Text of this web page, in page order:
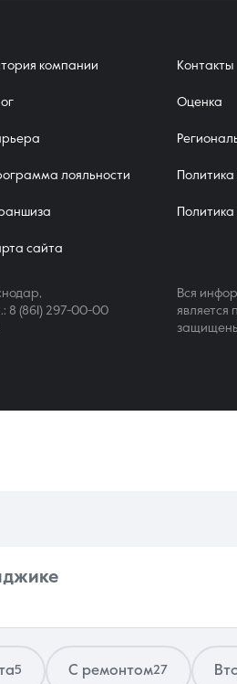
8 (861) 297-00-
компании
лояльности
сайта
Контакты
Оценка
8 (861) 297-00-00
Вся
является
5 С ремонтом27